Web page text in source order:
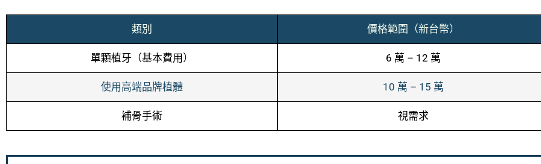
類別 價格範圍（新台幣）
單顆植牙（基本費用） 6 萬 – 12 萬
使用高端品牌植體 10 萬 – 15 萬
補骨手術 視需求